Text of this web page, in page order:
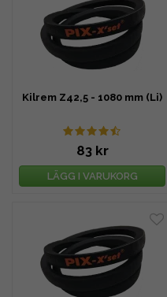
Kilrem Z42,5 - 1080 mm (Li)
83 kr
LÄGG I VARUKORG